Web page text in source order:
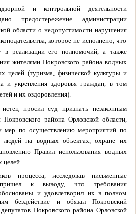
и контрольной деятельности
предостережение администрации
области о недопустимости нарушения
которое не исполнено, что
в реализации его полномочий, а также
жителями Покровского района водных
целей (туризма, физической культуры и
и укрепления здоровья граждан, в том
и их оздоровления).
просил суд признать незаконным
Покровского района Орловской области,
мер по осуществлению мероприятий по
людей на водных объектах, охране их
Правил использования водных
целей.
процесса, исследовав письменные
к выводу, что требования
и удовлетворил их в полном
бездействие и обязал Покровский
Покровского района Орловской